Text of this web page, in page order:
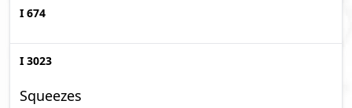
I 674
I 3023
Squeezes